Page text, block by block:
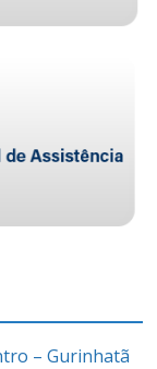
– Gurinhatã